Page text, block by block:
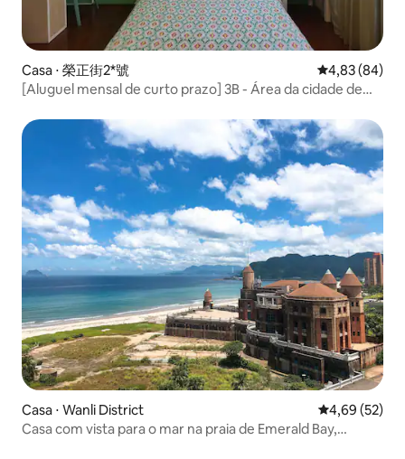
Casa ⋅ 榮正街2*號 4,83 de uma
4,83 (84)
[Aluguel mensal de curto prazo] 3B - Área da cidade de
Casa ⋅ Wanli District 4,69 de uma
4,69 (52)
Casa com vista para o mar na praia de Emerald Bay,